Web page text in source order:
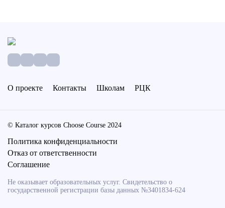
О проекте Контакты Школам РЦК
© Каталог курсов Choose Course 2024
Политика конфиденциальности
Отказ от ответственности
Соглашение
Не оказывает образовательных услуг. Свидетельство о
государственной регистрации базы данных №3401834-624